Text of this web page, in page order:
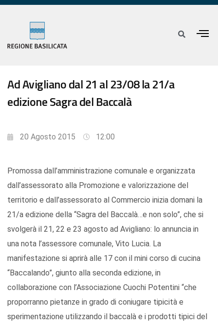
Ad Avigliano dal 21 al 23/08 la 21/a
edizione Sagra del Baccalà
20 Agosto 2015 12:00
Promossa dall’amministrazione comunale e organizzata
dall’assessorato alla Promozione e valorizzazione del
territorio e dall’assessorato al Commercio inizia domani la
21/a edizione della “Sagra del Baccalà…e non solo”, che si
svolgerà il 21, 22 e 23 agosto ad Avigliano: lo annuncia in
una nota l’assessore comunale, Vito Lucia. La
manifestazione si aprirà alle 17 con il mini corso di cucina
“Baccalando”, giunto alla seconda edizione, in
collaborazione con l’Associazione Cuochi Potentini “che
proporranno pietanze in grado di coniugare tipicità e
sperimentazione utilizzando il baccalà e i prodotti tipici del